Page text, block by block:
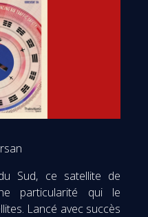
Sud, ce satellite de
particularité qui le
Lancé avec succès